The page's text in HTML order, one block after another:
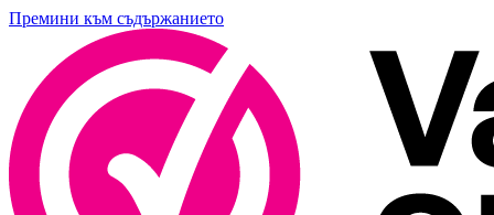
Премини към съдържанието